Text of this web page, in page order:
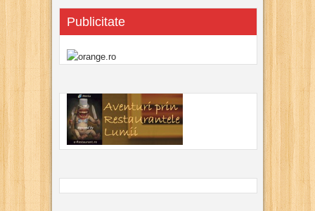
Publicitate